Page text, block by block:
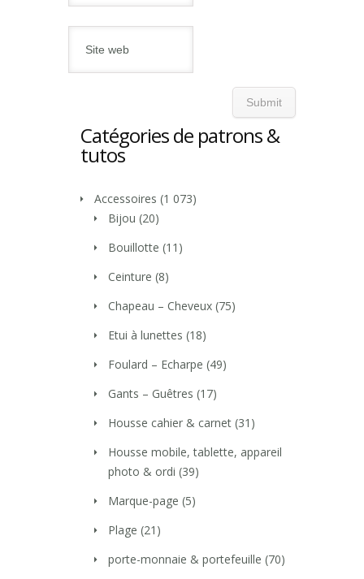
Catégories de patrons &
tutos
Accessoires (1 073)
Bijou (20)
Bouillotte (11)
Ceinture (8)
Chapeau – Cheveux (75)
Etui à lunettes (18)
Foulard – Echarpe (49)
Gants – Guêtres (17)
Housse cahier & carnet (31)
Housse mobile, tablette, appareil
photo & ordi (39)
Marque-page (5)
Plage (21)
porte-monnaie & portefeuille (70)